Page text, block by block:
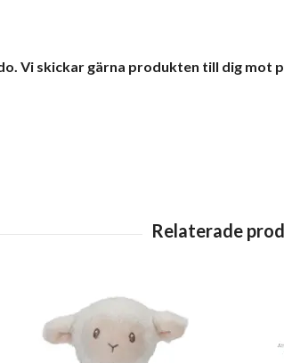
Vi skickar gärna produkten till dig